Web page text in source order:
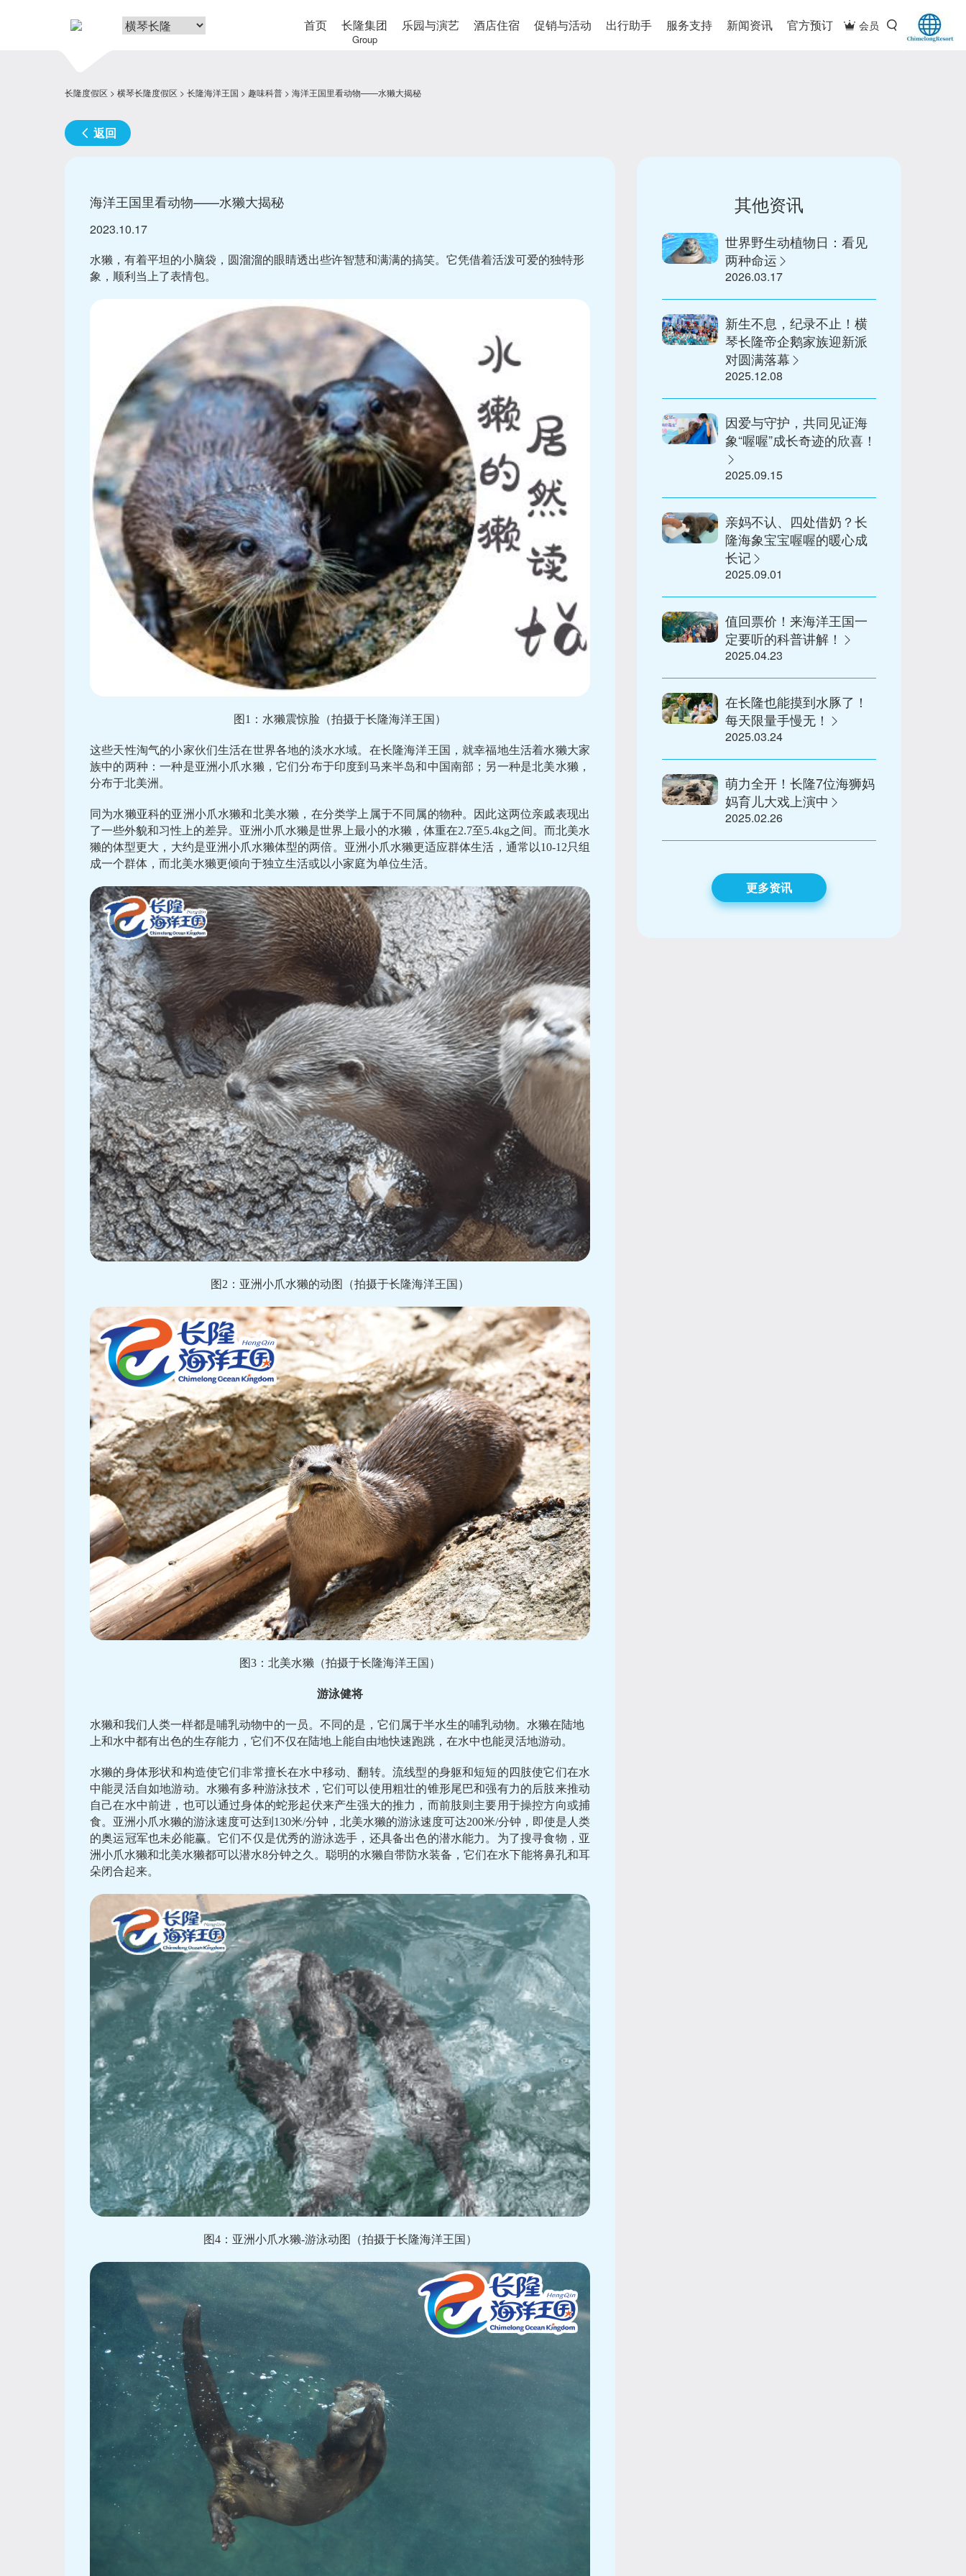
会员
首页 长隆集团
Group
乐园与演艺 酒店住宿 促销与活动 出行助手 服务支持 新闻资讯 官方预订
长隆度假区 横琴长隆度假区 长隆海洋王国 趣味科普 海洋王国里看动物——水獭大揭秘
返回
海洋王国里看动物——水獭大揭秘
2023.10.17
水獭，有着平坦的小脑袋，圆溜溜的眼睛透出些许智慧和满满的搞笑。它凭借着活泼可爱的独特形
象，顺利当上了表情包。
图1：水獭震惊脸（拍摄于长隆海洋王国）
这些天性淘气的小家伙们生活在世界各地的淡水水域。在长隆海洋王国，就幸福地生活着水獭大家
族中的两种：一种是亚洲小爪水獭，它们分布于印度到马来半岛和中国南部；另一种是北美水獭，
分布于北美洲。
同为水獭亚科的亚洲小爪水獭和北美水獭，在分类学上属于不同属的物种。因此这两位亲戚表现出
了一些外貌和习性上的差异。亚洲小爪水獭是世界上最小的水獭，体重在2.7至5.4kg之间。而北美水
獭的体型更大，大约是亚洲小爪水獭体型的两倍。亚洲小爪水獭更适应群体生活，通常以10-12只组
成一个群体，而北美水獭更倾向于独立生活或以小家庭为单位生活。
图2：亚洲小爪水獭的动图（拍摄于长隆海洋王国）
图3：北美水獭（拍摄于长隆海洋王国）
游泳健将
水獭和我们人类一样都是哺乳动物中的一员。不同的是，它们属于半水生的哺乳动物。水獭在陆地
上和水中都有出色的生存能力，它们不仅在陆地上能自由地快速跑跳，在水中也能灵活地游动。
水獭的身体形状和构造使它们非常擅长在水中移动、翻转。流线型的身躯和短短的四肢使它们在水
中能灵活自如地游动。水獭有多种游泳技术，它们可以使用粗壮的锥形尾巴和强有力的后肢来推动
自己在水中前进，也可以通过身体的蛇形起伏来产生强大的推力，而前肢则主要用于操控方向或捕
食。亚洲小爪水獭的游泳速度可达到130米/分钟，北美水獭的游泳速度可达200米/分钟，即使是人类
的奥运冠军也未必能赢。它们不仅是优秀的游泳选手，还具备出色的潜水能力。为了搜寻食物，亚
洲小爪水獭和北美水獭都可以潜水8分钟之久。聪明的水獭自带防水装备，它们在水下能将鼻孔和耳
朵闭合起来。
图4：亚洲小爪水獭-游泳动图（拍摄于长隆海洋王国）
其他资讯
世界野生动植物日：看见
两种命运
2026.03.17
新生不息，纪录不止！横
琴长隆帝企鹅家族迎新派
对圆满落幕
2025.12.08
因爱与守护，共同见证海
象“喔喔”成长奇迹的欣喜！
2025.09.15
亲妈不认、四处借奶？长
隆海象宝宝喔喔的暖心成
长记
2025.09.01
值回票价！来海洋王国一
定要听的科普讲解！
2025.04.23
在长隆也能摸到水豚了！
每天限量手慢无！
2025.03.24
萌力全开！长隆7位海狮妈
妈育儿大戏上演中
2025.02.26
更多资讯